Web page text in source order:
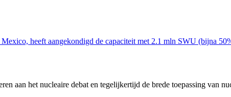
heeft aangekondigd de capaciteit met 2.1 mln SWU (bijna
aan het nucleaire debat en tegelijkertijd de brede toepassing van